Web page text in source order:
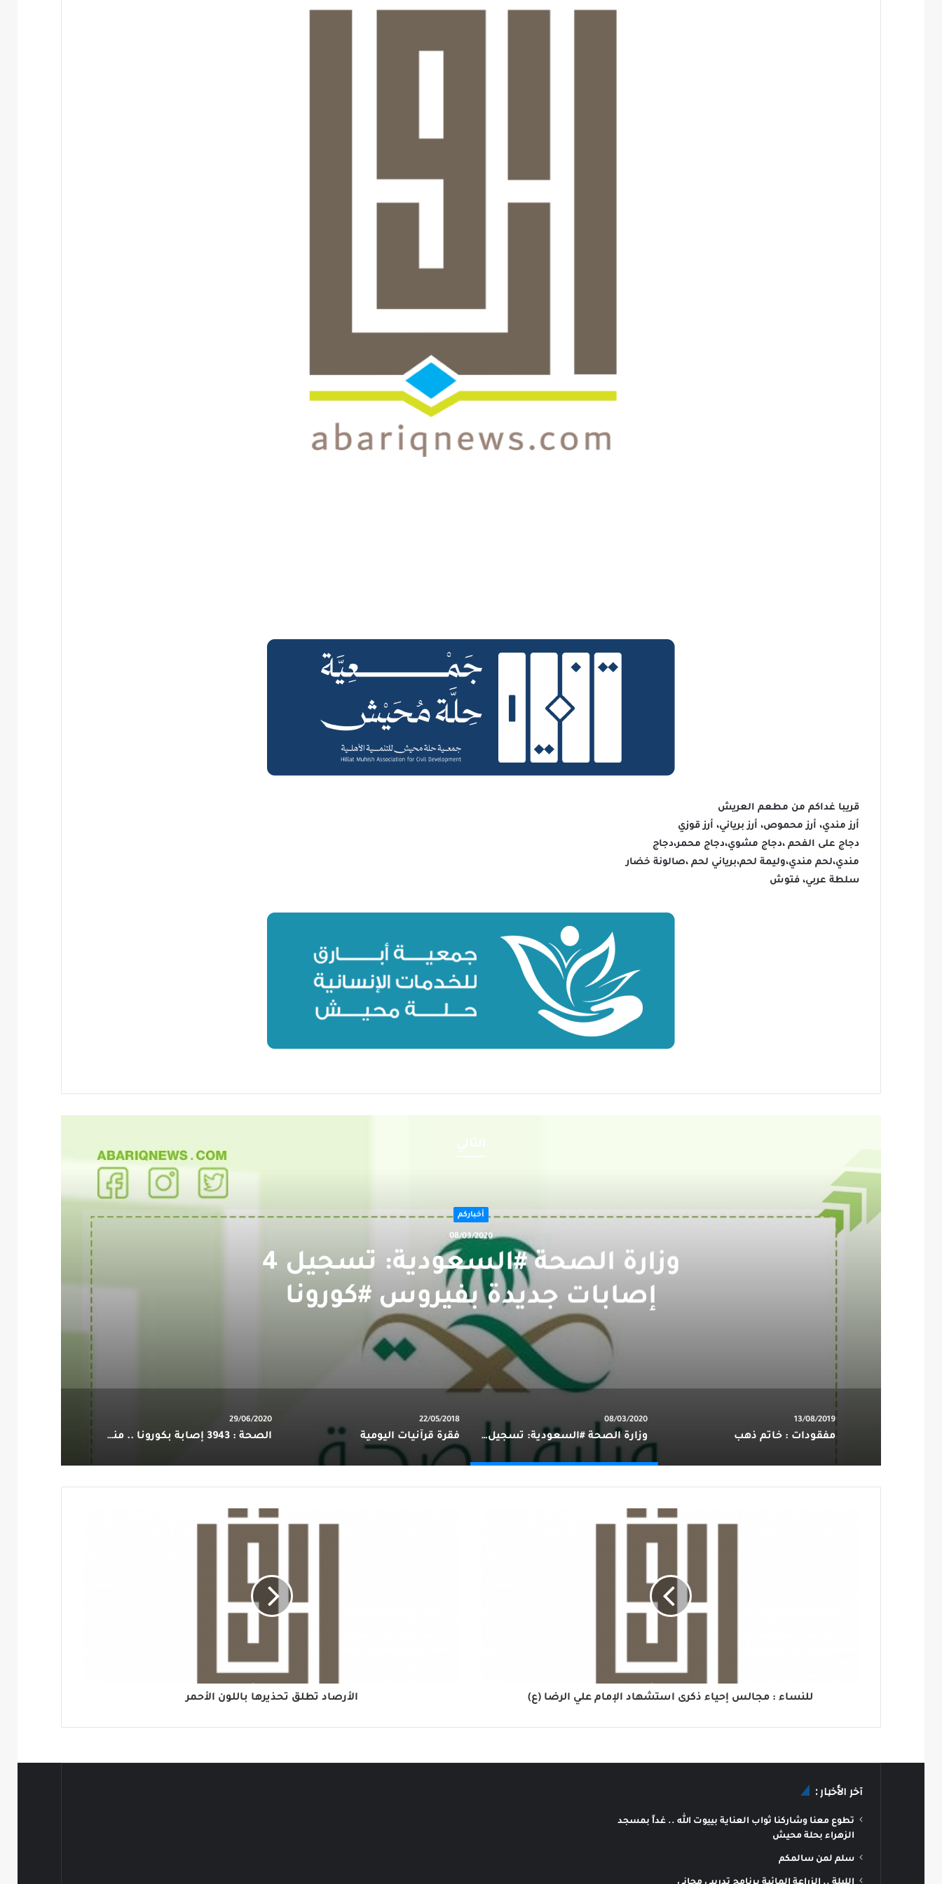
قريبا غداكم من مطعم العريش
أرز مندي، أرز محموص، أرز برياني، أرز قوزي
دجاج على الفحم ،دجاج مشوي،دجاج محمر،دجاج
مندي،لحم مندي،وليمة لحم،برياني لحم ،صالونة خضار
سلطة عربي، فتوش
أخباركم
08/03/2020
‏وزارة الصحة #السعودية: تسجيل 4
إصابات جديدة بفيروس #كورونا
13/08/2019
مفقودات : خاتم ذهب
08/03/2020
‏وزارة الصحة #السعودية: تسجيل 4 إصابات جديدة بفيروس #كورونا
22/05/2018
فقرة قرآنيات اليومية
29/06/2020
الصحة : 3943 إصابة بكورونا .. منها 219 بالقطيف و 49 بصفوى
للنساء : مجالس إحياء ذكرى استشهاد الإمام علي الرضا (ع) الأرصاد تطلق تحذيرها باللون الأحمر
آخر الأخبار :
تطوع معنا وشاركنا ثواب العناية بييوت الله .. غداً بمسجد
الزهراء بحلة محيش
سلم لمن سالمكم